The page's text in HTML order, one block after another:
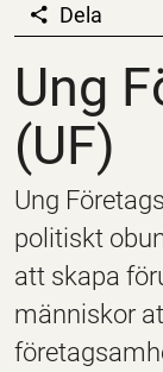
Ung
Dela
Ung
(UF)
Ung
politiskt
att skapa
människor